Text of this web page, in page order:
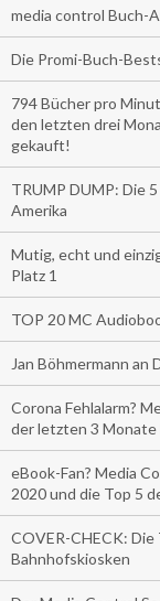
media control Buch-
Die Promi-Buch-
794 Bücher pro
den letzten drei
gekauft!
TRUMP DUMP: Die
Amerika
Mutig, echt und
Platz 1
TOP 20 MC
Jan Böhmermann an
Corona Fehlalarm?
der letzten 3 Monate
eBook-Fan? Media
2020 und die Top 5
COVER-CHECK:
Bahnhofskiosken